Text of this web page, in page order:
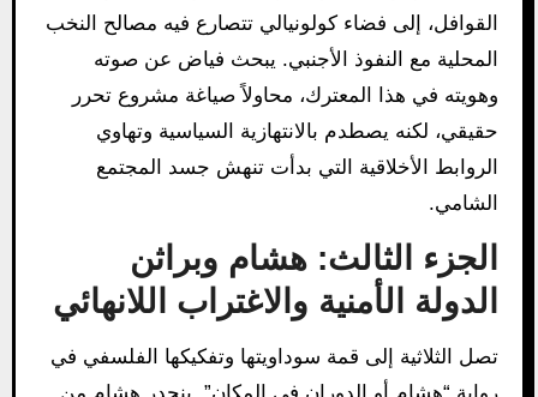
القوافل، إلى فضاء كولونيالي تتصارع فيه مصالح النخب
المحلية مع النفوذ الأجنبي. يبحث فياض عن صوته
وهويته في هذا المعترك، محاولاً صياغة مشروع تحرر
حقيقي، لكنه يصطدم بالانتهازية السياسية وتهاوي
الروابط الأخلاقية التي بدأت تنهش جسد المجتمع
الشامي.
الجزء الثالث: هشام وبراثن
الدولة الأمنية والاغتراب اللانهائي
تصل الثلاثية إلى قمة سوداويتها وتفكيكها الفلسفي في
رواية “هشام أو الدوران في المكان”. ينحدر هشام من